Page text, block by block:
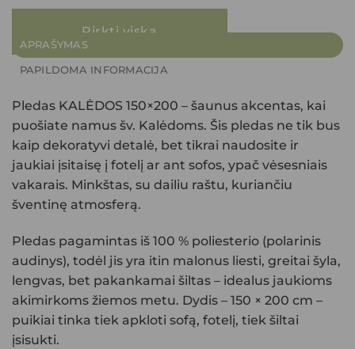
36.87€.
33.18€.
Pirkti viską
APRAŠYMAS
PAPILDOMA INFORMACIJA
Pledas KALĖDOS 150×200 – šaunus akcentas, kai
puošiate namus šv. Kalėdoms. Šis pledas ne tik bus
kaip dekoratyvi detalė, bet tikrai naudosite ir
jaukiai įsitaisę į fotelį ar ant sofos, ypač vėsesniais
vakarais. Minkštas, su dailiu raštu, kuriančiu
šventinę atmosferą.
Pledas pagamintas iš 100 % poliesterio (polarinis
audinys), todėl jis yra itin malonus liesti, greitai šyla,
lengvas, bet pakankamai šiltas – idealus jaukioms
akimirkoms žiemos metu. Dydis – 150 × 200 cm –
puikiai tinka tiek apkloti sofą, fotelį, tiek šiltai
įsisukti.